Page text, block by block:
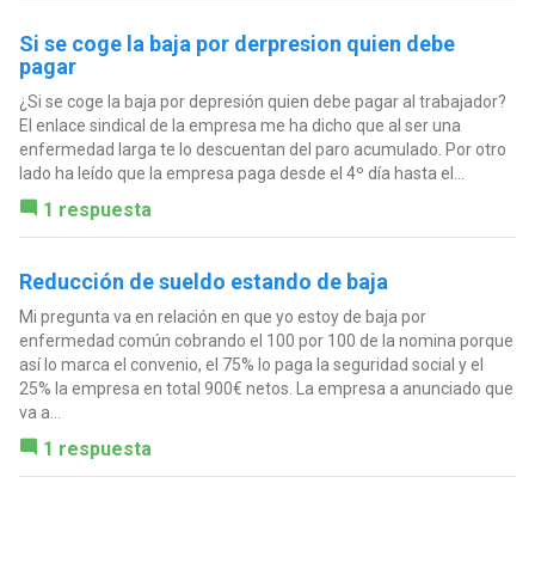
Si se coge la baja por derpresion quien debe
pagar
¿Si se coge la baja por depresión quien debe pagar al trabajador?
El enlace sindical de la empresa me ha dicho que al ser una
enfermedad larga te lo descuentan del paro acumulado. Por otro
lado ha leído que la empresa paga desde el 4º día hasta el...
1 respuesta
Reducción de sueldo estando de baja
Mi pregunta va en relación en que yo estoy de baja por
enfermedad común cobrando el 100 por 100 de la nomina porque
así lo marca el convenio, el 75% lo paga la seguridad social y el
25% la empresa en total 900€ netos. La empresa a anunciado que
va a...
1 respuesta